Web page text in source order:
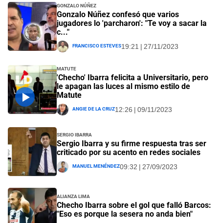
Gonzalo Núñez
Gonzalo Núñez confesó que varios
jugadores lo 'parcharon': "Te voy a sacar la
c..."
Francisco Esteves19:21 | 27/11/2023
Matute
'Checho' Ibarra felicita a Universitario, pero
le apagan las luces al mismo estilo de
Matute
Angie De La Cruz12:26 | 09/11/2023
Sergio Ibarra
Sergio Ibarra y su firme respuesta tras ser
criticado por su acento en redes sociales
Manuel Menéndez09:32 | 27/09/2023
Alianza Lima
Checho Ibarra sobre el gol que falló Barcos:
"Eso es porque la sesera no anda bien"